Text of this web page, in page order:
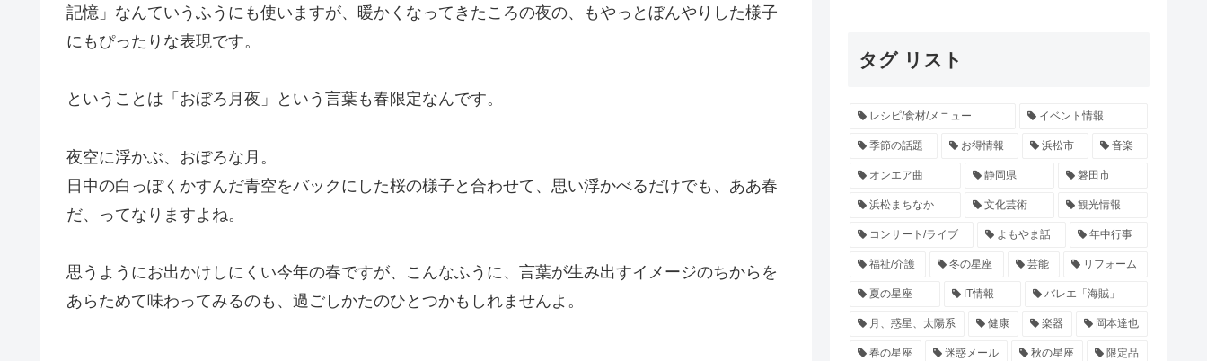
記憶」なんていうふうにも使いますが、暖かくなってきたころの夜の、もやっとぼんやりした様子
にもぴったりな表現です。
ということは「おぼろ月夜」という言葉も春限定なんです。
夜空に浮かぶ、おぼろな月。
日中の白っぽくかすんだ青空をバックにした桜の様子と合わせて、思い浮かべるだけでも、ああ春
だ、ってなりますよね。
思うようにお出かけしにくい今年の春ですが、こんなふうに、言葉が生み出すイメージのちからを
あらためて味わってみるのも、過ごしかたのひとつかもしれませんよ。
タグ リスト
レシピ/食材/メニュー イベント情報
季節の話題 お得情報 浜松市 音楽
オンエア曲 静岡県 磐田市
浜松まちなか 文化芸術 観光情報
コンサート/ライブ よもやま話 年中行事
福祉/介護 冬の星座 芸能 リフォーム
夏の星座 IT情報 バレエ「海賊」
月、惑星、太陽系 健康 楽器 岡本達也
春の星座 迷惑メール 秋の星座 限定品